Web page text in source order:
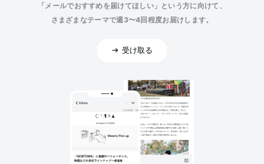
「メールでおすすめを届けてほしい」という方に向けて、
さまざまなテーマで週3〜4回程度お届けします。
受け取る